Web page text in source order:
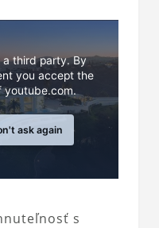
third party. By
you accept the
ask again
s